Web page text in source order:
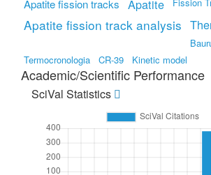
Apatite fission tracks Apatite
Apatite fission track analysis
Termocronologia
CR-39 Kinetic model
Academic/Scientific Performance
SciVal Statistics